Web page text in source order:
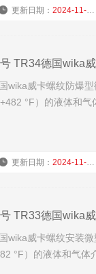
更新日期：2024-11-25
TR34德国wika
wika威卡螺纹防爆
+482 °F）的液体和
更新日期：2024-11-25
TR33德国wika
wika威卡螺纹安装
°F）的液体和气体